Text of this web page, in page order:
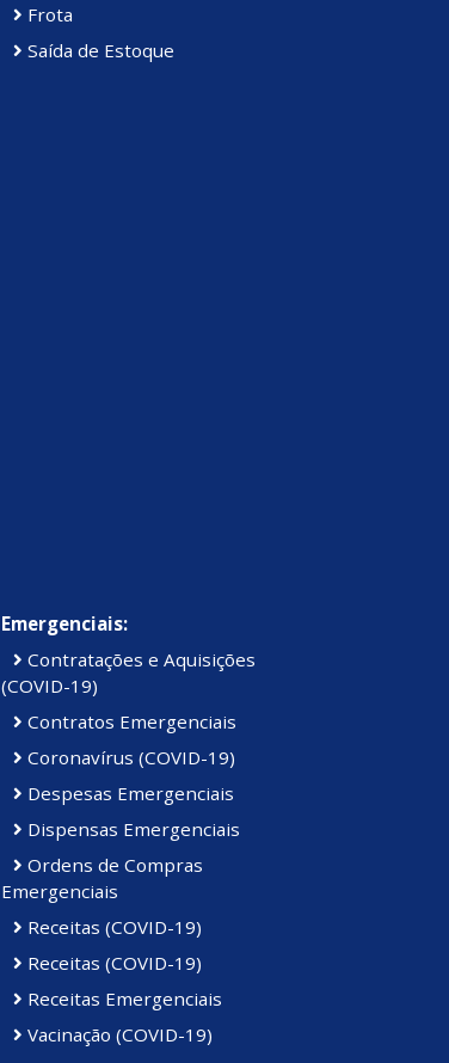
Frota
Saída de Estoque
Emergenciais:
Contratações e Aquisições
(COVID-19)
Contratos Emergenciais
Coronavírus (COVID-19)
Despesas Emergenciais
Dispensas Emergenciais
Ordens de Compras
Emergenciais
Receitas (COVID-19)
Receitas (COVID-19)
Receitas Emergenciais
Vacinação (COVID-19)